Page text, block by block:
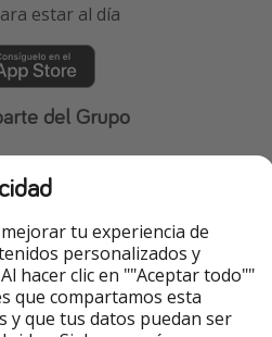
estar al día
del Grupo
WakacyjniPiraci
Ferienpiraten
Urlaubspiraten
tu experiencia de
personalizados y
hacer clic en ""Aceptar todo""
que compartamos esta
y que tus datos puedan ser